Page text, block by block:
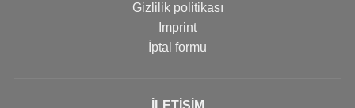
Gizlilik politikası
Imprint
İptal formu